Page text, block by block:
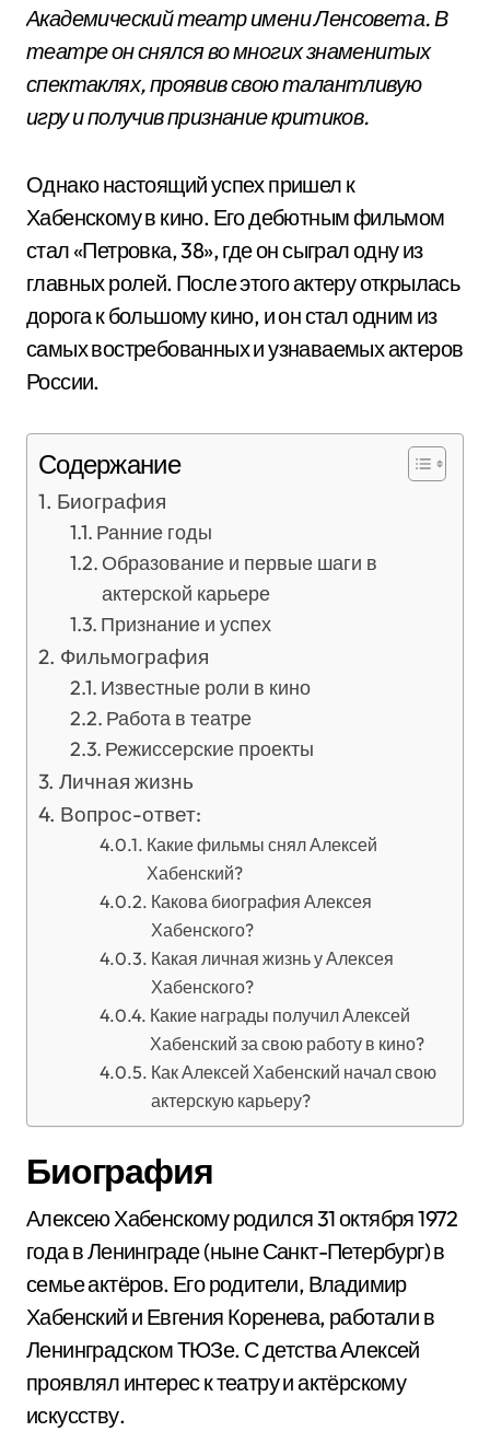
Академический театр имени Ленсовета. В
театре он снялся во многих знаменитых
спектаклях, проявив свою талантливую
игру и получив признание критиков.
Однако настоящий успех пришел к
Хабенскому в кино. Его дебютным фильмом
стал «Петровка, 38», где он сыграл одну из
главных ролей. После этого актеру открылась
дорога к большому кино, и он стал одним из
самых востребованных и узнаваемых актеров
России.
Содержание
Биография
Ранние годы
Образование и первые шаги в
актерской карьере
Признание и успех
Фильмография
Известные роли в кино
Работа в театре
Режиссерские проекты
Личная жизнь
Вопрос-ответ:
Какие фильмы снял Алексей
Хабенский?
Какова биография Алексея
Хабенского?
Какая личная жизнь у Алексея
Хабенского?
Какие награды получил Алексей
Хабенский за свою работу в кино?
Как Алексей Хабенский начал свою
актерскую карьеру?
Биография
Алексею Хабенскому родился 31 октября 1972
года в Ленинграде (ныне Санкт-Петербург) в
семье актёров. Его родители, Владимир
Хабенский и Евгения Коренева, работали в
Ленинградском ТЮЗе. С детства Алексей
проявлял интерес к театру и актёрскому
искусству.